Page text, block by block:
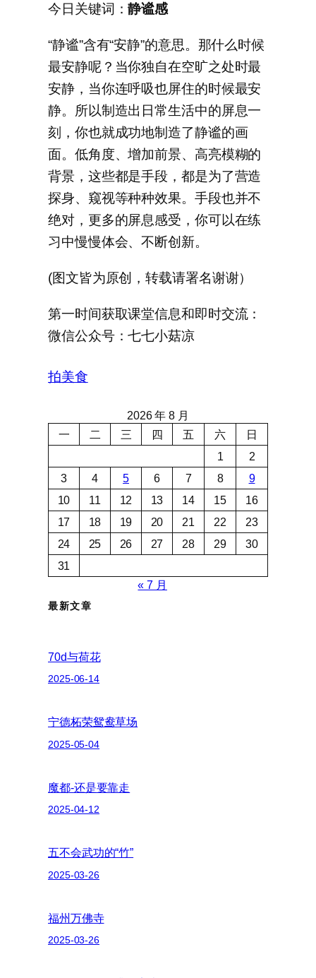
今日关键词：静谧感
“静谧”含有“安静”的意思。那什么时候
最安静呢？当你独自在空旷之处时最
安静，当你连呼吸也屏住的时候最安
静。所以制造出日常生活中的屏息一
刻，你也就成功地制造了静谧的画
面。低角度、增加前景、高亮模糊的
背景，这些都是手段，都是为了营造
探身、窥视等种种效果。手段也并不
绝对，更多的屏息感受，你可以在练
习中慢慢体会、不断创新。
(图文皆为原创，转载请署名谢谢）
第一时间获取课堂信息和即时交流：
微信公众号：七七小菇凉
拍美食
2026 年 8 月
一
二 三 四 五 六
日
1
2
3
4 5 6 7 8
9
10
11 12 13 14 15
16
17
18 19 20 21 22
23
24
25 26 27 28 29
30
31
« 7 月
最新文章
70d与荷花
2025-06-14
宁德柘荣鸳鸯草场
2025-05-04
魔都-还是要靠走
2025-04-12
五不会武功的“竹”
2025-03-26
福州万佛寺
2025-03-26